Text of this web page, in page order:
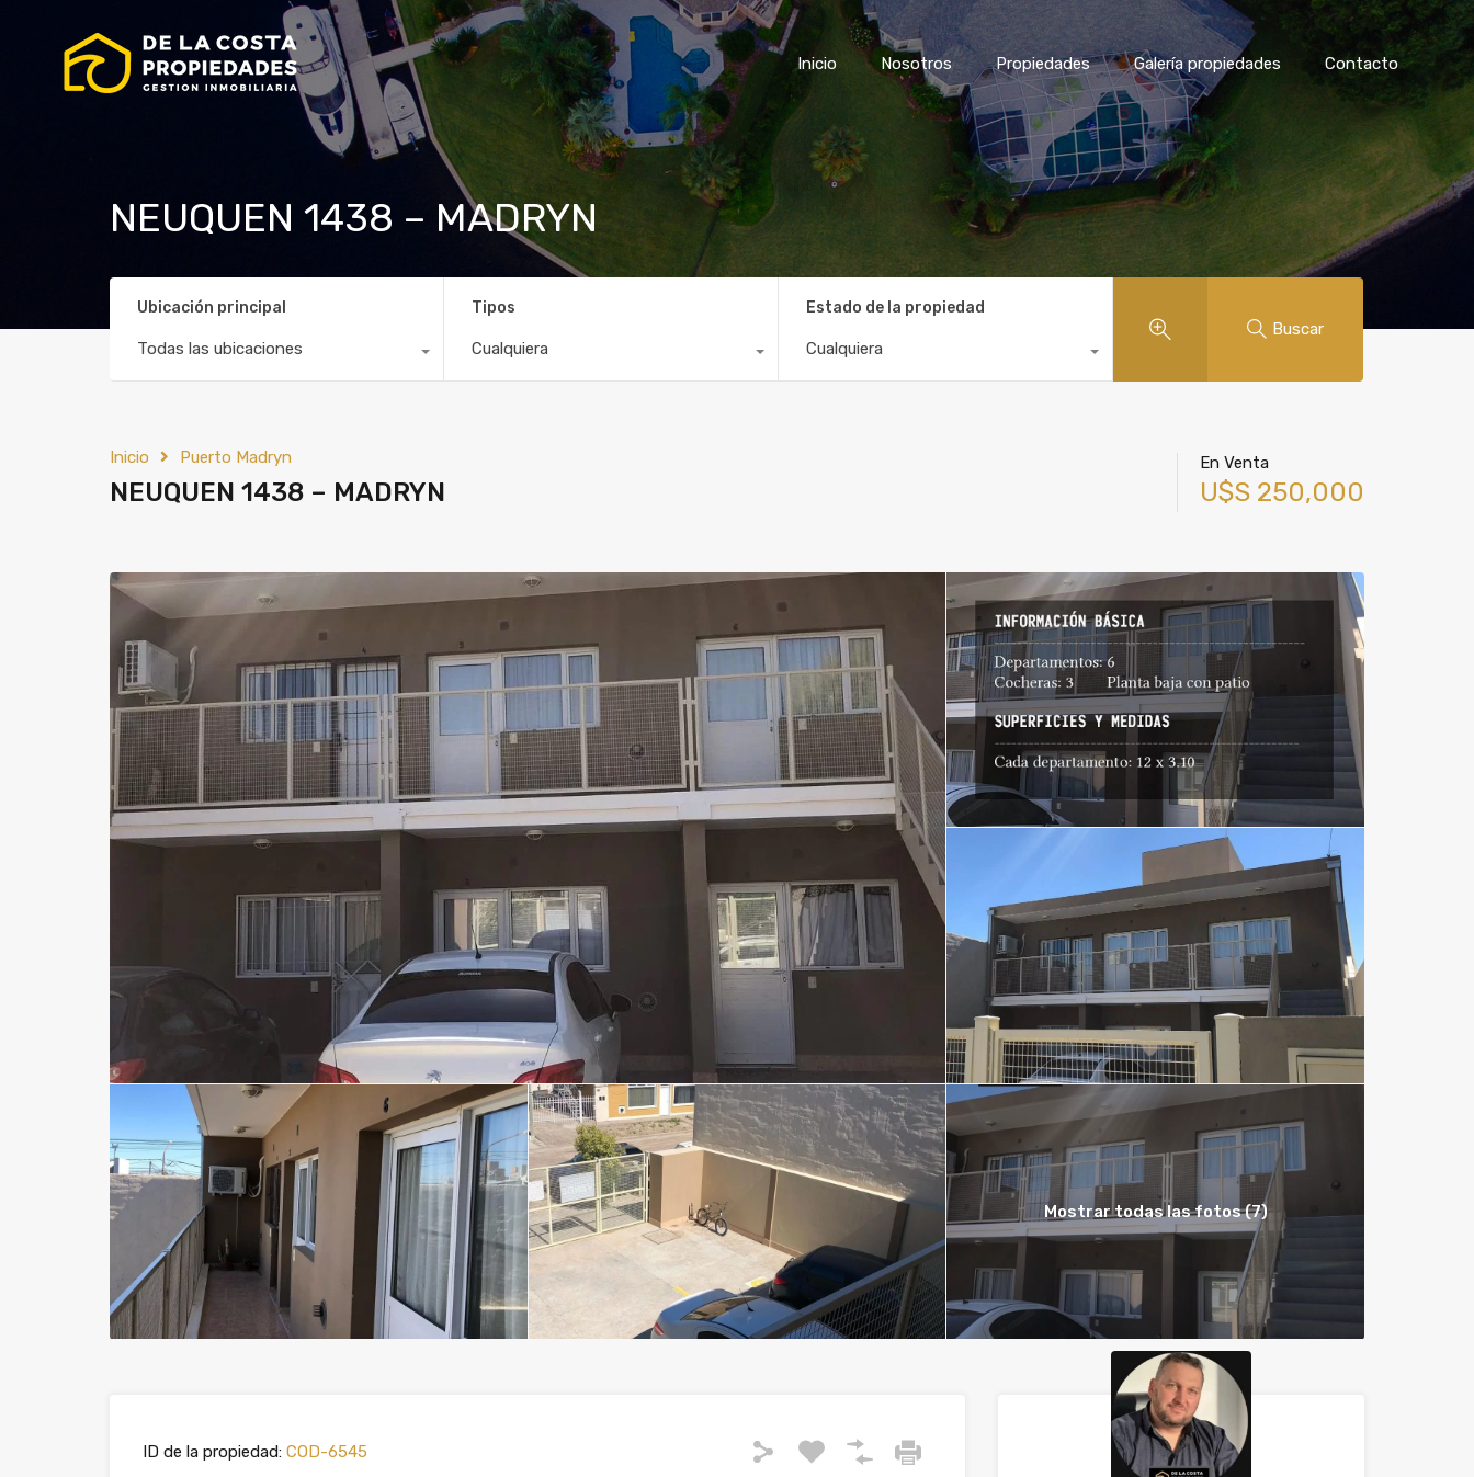
Inicio Nosotros Propiedades Galería propiedades Contacto
NEUQUEN 1438 – MADRYN
Ubicación principal
Todas las ubicaciones
Tipos
Cualquiera
Estado de la propiedad
Cualquiera
Buscar
Inicio Puerto Madryn
NEUQUEN 1438 – MADRYN
En Venta
U$S 250,000
Mostrar todas las fotos (7)
ID de la propiedad: COD-6545